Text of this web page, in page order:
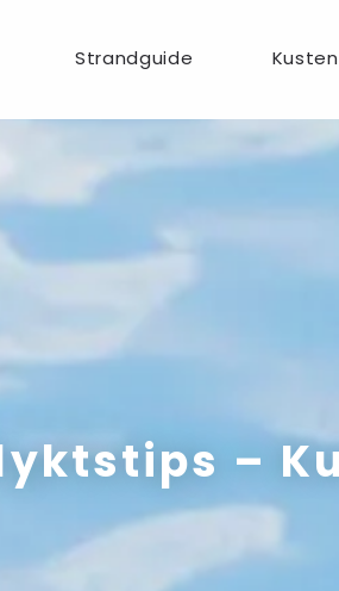
Strandguide Kusten
–